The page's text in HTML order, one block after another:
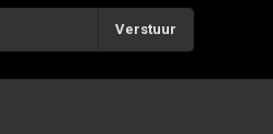
Verstuur